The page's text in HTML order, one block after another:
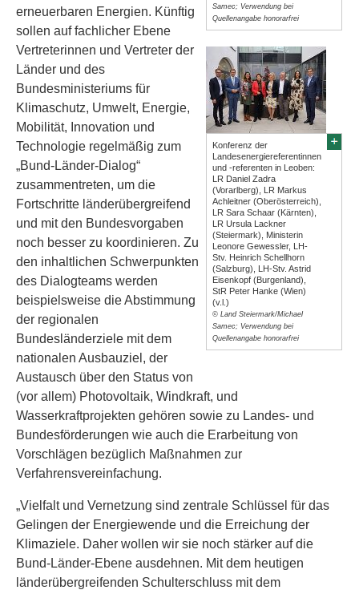
Samec; Verwendung bei
Quellenangabe honorarfrei
Konferenz der
Landesenergiereferentinnen
und -referenten in Leoben:
LR Daniel Zadra
(Vorarlberg), LR Markus
Achleitner (Oberösterreich),
LR Sara Schaar (Kärnten),
LR Ursula Lackner
(Steiermark), Ministerin
Leonore Gewessler, LH-
Stv. Heinrich Schellhorn
(Salzburg), LH-Stv. Astrid
Eisenkopf (Burgenland),
StR Peter Hanke (Wien)
(v.l.)
© Land Steiermark/Michael
Samec; Verwendung bei
Quellenangabe honorarfrei
erneuerbaren Energien. Künftig
sollen auf fachlicher Ebene
Vertreterinnen und Vertreter der
Länder und des
Bundesministeriums für
Klimaschutz, Umwelt, Energie,
Mobilität, Innovation und
Technologie regelmäßig zum
„Bund-Länder-Dialog“
zusammentreten, um die
Fortschritte länderübergreifend
und mit den Bundesvorgaben
noch besser zu koordinieren. Zu
den inhaltlichen Schwerpunkten
des Dialogteams werden
beispielsweise die Abstimmung
der regionalen
Bundesländerziele mit dem
nationalen Ausbauziel, der
Austausch über den Status von
(vor allem) Photovoltaik, Windkraft, und
Wasserkraftprojekten gehören sowie zu Landes- und
Bundesförderungen wie auch die Erarbeitung von
Vorschlägen bezüglich Maßnahmen zur
Verfahrensvereinfachung.
„Vielfalt und Vernetzung sind zentrale Schlüssel für das
Gelingen der Energiewende und die Erreichung der
Klimaziele. Daher wollen wir sie noch stärker auf die
Bund-Länder-Ebene ausdehnen. Mit dem heutigen
länderübergreifenden Schulterschluss mit dem